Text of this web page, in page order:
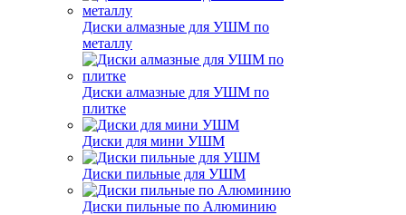
Диски алмазные для УШМ по
металлу
Диски алмазные для УШМ по
плитке
Диски для мини УШМ
Диски пильные для УШМ
Диски пильные по Алюминию